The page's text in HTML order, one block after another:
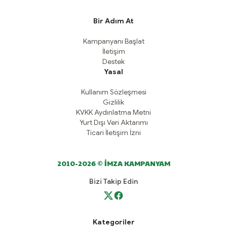
Bir Adım At
Kampanyanı Başlat
İletişim
Destek
Yasal
Kullanım Sözleşmesi
Gizlilik
KVKK Aydınlatma Metni
Yurt Dışı Veri Aktarımı
Ticari İletişim İzni
2010-2026 © İMZA KAMPANYAM
Bizi Takip Edin
Kategoriler